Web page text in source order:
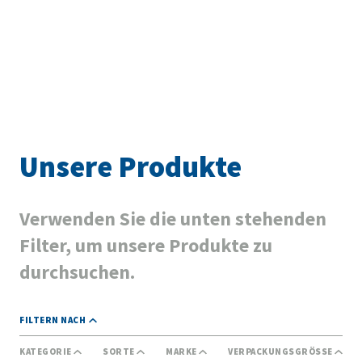
Unsere Produkte
Verwenden Sie die unten stehenden
Filter, um unsere Produkte zu
durchsuchen.
FILTERN NACH
KATEGORIE SORTE MARKE VERPACKUNGSGRÖSSE